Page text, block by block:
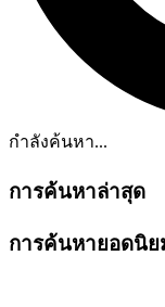
กำลังค้นหา...
การค้นหาล่าสุด
การค้นหายอดนิย